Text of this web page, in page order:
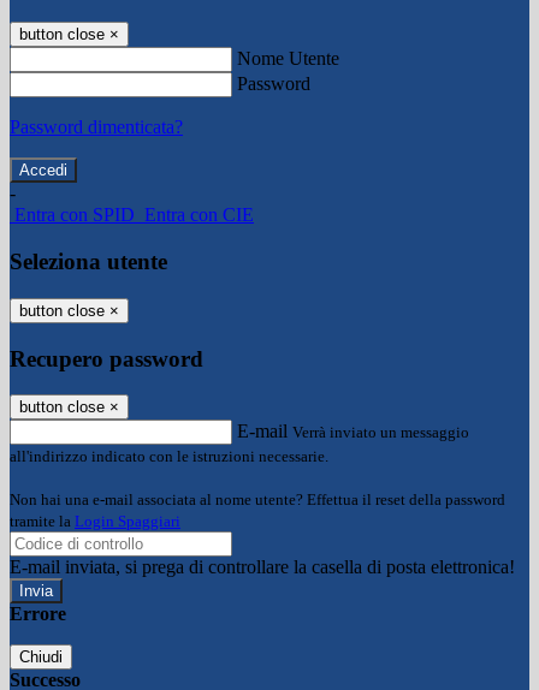
button close ×
Nome Utente
Password
Password dimenticata?
-
Entra con SPID Entra con CIE
Seleziona utente
button close ×
Recupero password
button close ×
E-mail Verrà inviato un messaggio
all'indirizzo indicato con le istruzioni necessarie.
Non hai una e-mail associata al nome utente? Effettua il reset della password
tramite la Login Spaggiari
E-mail inviata, si prega di controllare la casella di posta elettronica!
Errore
Chiudi
Successo